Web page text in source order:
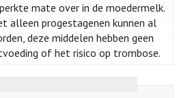
mate over in de moedermelk.
alleen progestagenen kunnen al
deze middelen hebben geen
of het risico op trombose.